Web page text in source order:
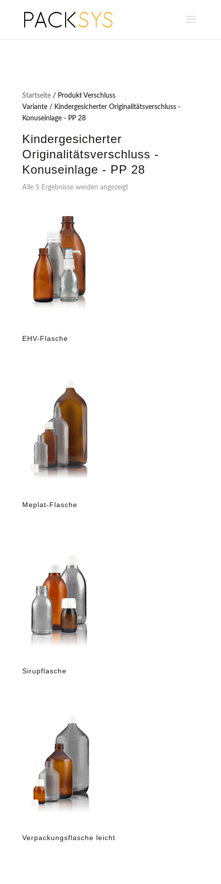
Startseite/ Produkt Verschluss
Variante / Kindergesicherter Originalitätsverschluss -
Konuseinlage - PP 28
Kindergesicherter
Originalitätsverschluss -
Konuseinlage - PP 28
Alle 5 Ergebnisse werden angezeigt
EHV-Flasche
Meplat-Flasche
Sirupflasche
Verpackungsflasche leicht